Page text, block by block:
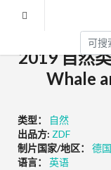
2019 自然
Whale
类型：
自然
出品方: ZDF
制片国家/地区：
德国
语言：
英语